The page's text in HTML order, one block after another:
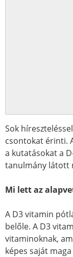
Sok
csontokat érinti.
a kutatásokat a
tanulmány látott
Mi lett az
A D3 vitamin
belőle. A D3
vitaminoknak,
képes saját